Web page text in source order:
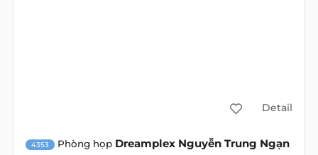
Detail
4353 Phòng họp Dreamplex Nguyễn Trung Ngạn